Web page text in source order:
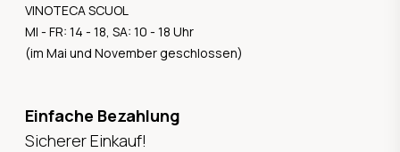
VINOTECA SCUOL
MI - FR: 14 - 18, SA: 10 - 18 Uhr
(im Mai und November geschlossen)
Einfache Bezahlung
Sicherer Einkauf!